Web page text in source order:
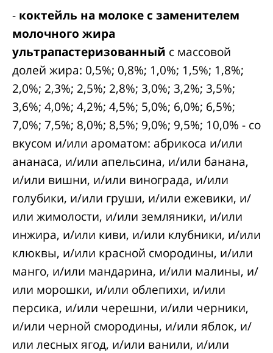
- коктейль на молоке с заменителем
молочного жира
ультрапастеризованный с массовой
долей жира: 0,5%; 0,8%; 1,0%; 1,5%; 1,8%;
2,0%; 2,3%; 2,5%; 2,8%; 3,0%; 3,2%; 3,5%;
3,6%; 4,0%; 4,2%; 4,5%; 5,0%; 6,0%; 6,5%;
7,0%; 7,5%; 8,0%; 8,5%; 9,0%; 9,5%; 10,0% - со
вкусом и/или ароматом: абрикоса и/или
ананаса, и/или апельсина, и/или банана,
и/или вишни, и/или винограда, и/или
голубики, и/или груши, и/или ежевики, и/
или жимолости, и/или земляники, и/или
инжира, и/или киви, и/или клубники, и/или
клюквы, и/или красной смородины, и/или
манго, и/или мандарина, и/или малины, и/
или морошки, и/или облепихи, и/или
персика, и/или черешни, и/или черники,
и/или черной смородины, и/или яблок, и/
или лесных ягод, и/или ванили, и/или